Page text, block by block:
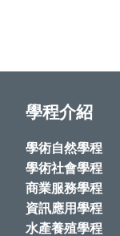
學程介紹
學術自然學程
學術社會學程
商業服務學程
資訊應用學程
水產養殖學程